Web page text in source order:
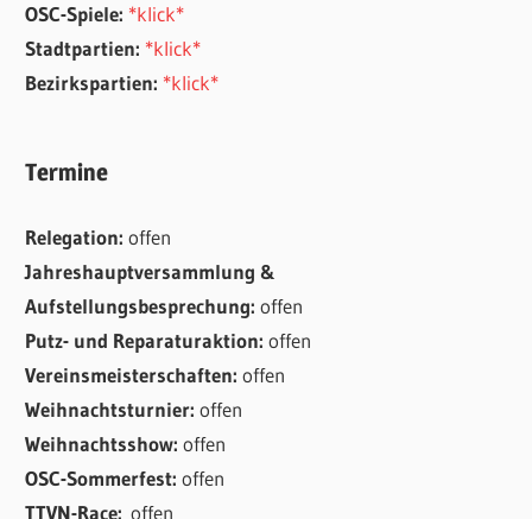
OSC-Spiele: *klick*
Stadtpartien: *klick*
Bezirkspartien: *klick*
Termine
Relegation:offen
Jahreshauptversammlung &
Aufstellungsbesprechung:offen
Putz- und Reparaturaktion:offen
Vereinsmeisterschaften:offen
Weihnachtsturnier:offen
Weihnachtsshow:offen
OSC-Sommerfest:offen
TTVN-Race:offen